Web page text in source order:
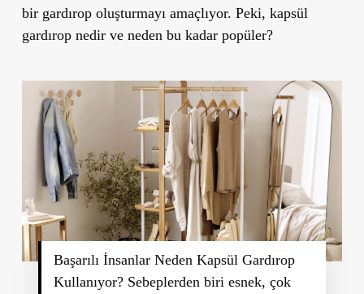
bir gardırop oluşturmayı amaçlıyor. Peki, kapsül
gardırop nedir ve neden bu kadar popüler?
Başarılı İnsanlar Neden Kapsül Gardırop
Kullanıyor? Sebeplerden biri esnek, çok